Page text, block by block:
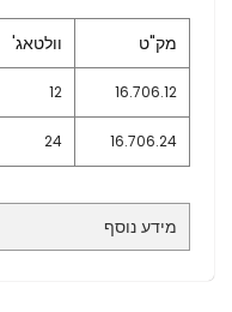
מק"ט וולטאג'
16.706.12
12
16.706.24
24
מידע נוסף